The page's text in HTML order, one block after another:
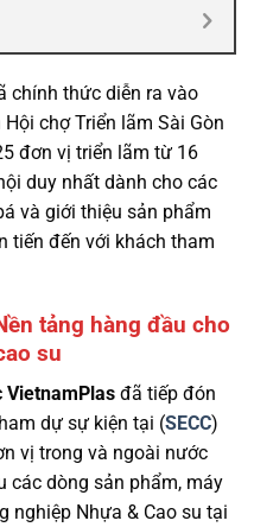
chính thức diễn ra vào
chợ Triển lãm Sài Gòn
đơn vị triển lãm từ 16
duy nhất dành cho các
và giới thiệu sản phẩm
tiến đến với khách tham
tảng hàng đầu cho
su
VietnamPlas đã tiếp đón
dự sự kiện tại (SECC)
vị trong và ngoài nước
các dòng sản phẩm, máy
nghiệp Nhựa & Cao su tại